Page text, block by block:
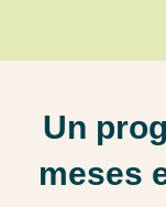
Un
meses